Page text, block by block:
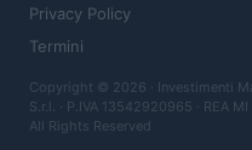
Privacy Policy
Termini
Copyright © 2026 · Investimenti
S.r.l. · P.IVA 13542920965 · REA
All Rights Reserved